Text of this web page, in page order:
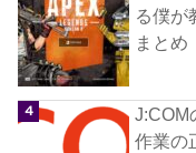
る僕が
まとめ
J:COM
作業の